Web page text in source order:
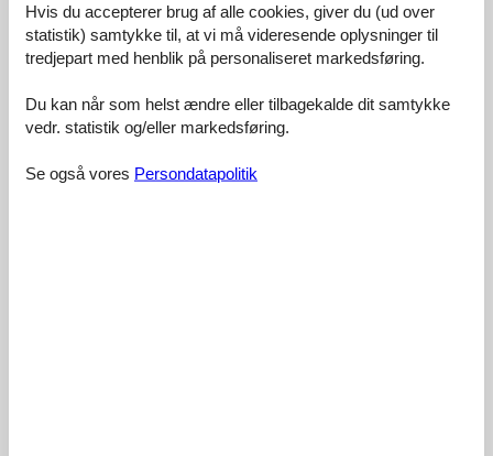
Komfort:
Venlighed:
Generelt:
Service på stedet:
Hvis du accepterer brug af alle cookies, giver du (ud over
statistik) samtykke til, at vi må videresende oplysninger til
tredjepart med henblik på personaliseret markedsføring.
Du kan når som helst ændre eller tilbagekalde dit samtykke
vedr. statistik og/eller markedsføring.
Se også vores Persondatapolitik